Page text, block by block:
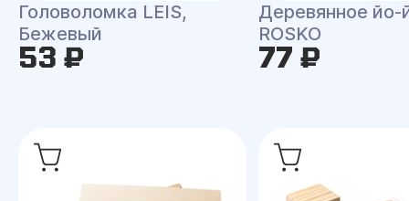
Головоломка LEIS,
Бежевый
53 ₽
Деревянное йо-
ROSKO
77 ₽